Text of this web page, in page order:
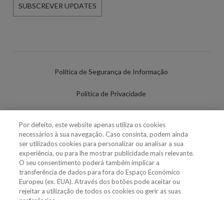
SUBSCREVER UPDATES
Política de Segurança de Informação
Política de Privacidade
Política de Cookies
Definições de cookies
Uso Fraudulento Nome/Marca
Por defeito, este website apenas utiliza os cookies
necessários à sua navegação. Caso consinta, podem ainda
ser utilizados cookies para personalizar ou analisar a sua
experiência, ou para lhe mostrar publicidade mais relevante.
O seu consentimento poderá também implicar a
transferência de dados para fora do Espaço Económico
Europeu (ex. EUA). Através dos botões pode aceitar ou
rejeitar a utilização de todos os cookies ou gerir as suas